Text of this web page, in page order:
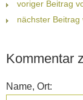
voriger Beitrag
nächster
Kommentar
Name, Ort: